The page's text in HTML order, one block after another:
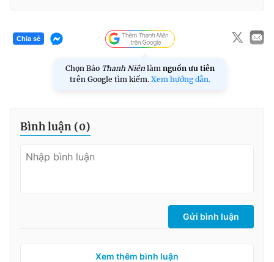
Chia sẻ
Chọn Báo Thanh Niên làm nguồn ưu tiên
trên Google tìm kiếm. Xem hướng dẫn.
Bình luận (0)
Gửi bình luận
Xem thêm bình luận